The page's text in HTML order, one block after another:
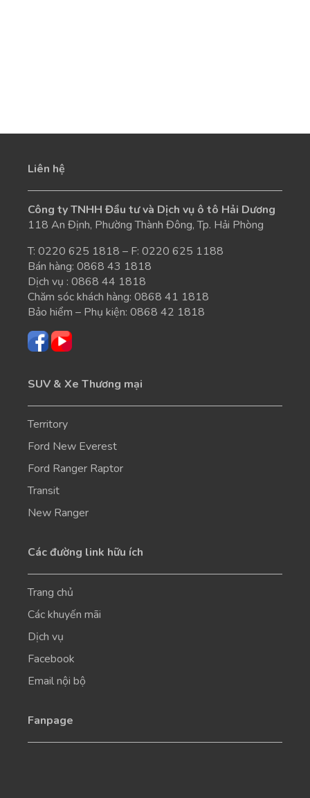
Liên hệ
Công ty TNHH Đầu tư và Dịch vụ ô tô Hải Dương
118 An Định, Phường Thành Đông, Tp. Hải Phòng
T: 0220 625 1818 – F: 0220 625 1188
Bán hàng: 0868 43 1818
Dịch vụ : 0868 44 1818
Chăm sóc khách hàng: 0868 41 1818
Bảo hiểm – Phụ kiện: 0868 42 1818
SUV & Xe Thương mại
Territory
Ford New Everest
Ford Ranger Raptor
Transit
New Ranger
Các đường link hữu ích
Trang chủ
Các khuyến mãi
Dịch vụ
Facebook
Email nội bộ
Fanpage